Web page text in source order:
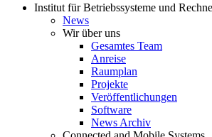
Institut für Betriebssysteme und
News
Wir über uns
Gesamtes Team
Anreise
Raumplan
Projekte
Veröffentlichungen
Software
News Archiv